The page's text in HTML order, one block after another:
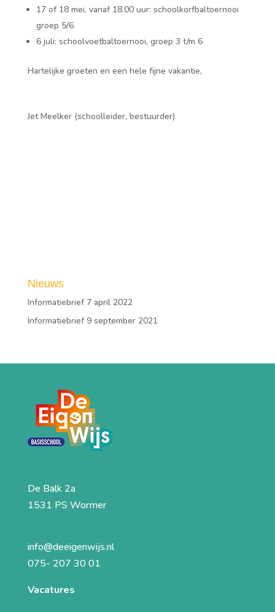
17 of 18 mei, vanaf 18.00 uur: schoolkorfbaltoernooi
groep 5/6
6 juli: schoolvoetbaltoernooi, groep 3 t/m 6
Hartelijke groeten en een hele fijne vakantie,
Jet Meelker (schoolleider, bestuurder)
Nieuws
Informatiebrief 7 april 2022
Informatiebrief 9 september 2021
De Balk 2a
1531 PS Wormer
info@deeigenwijs.nl
075- 207 30 01
Vacatures